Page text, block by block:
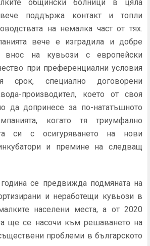
общински болници в цяла
поддържа контакт и топли
на немалка част от тях.
вече е изградила и добре
внос на кувьози с европейски
при преференциални условия
срок, специално договорени
производител, което от своя
да допринесе за по-нататъшното
когато тя триумфално
си с осигуряването на нови
и премине на следващ
се предвижда подмяната на
и неработещи кувьози в
населени места, а от 2020
ще се насочи към решаването на
проблеми в българското